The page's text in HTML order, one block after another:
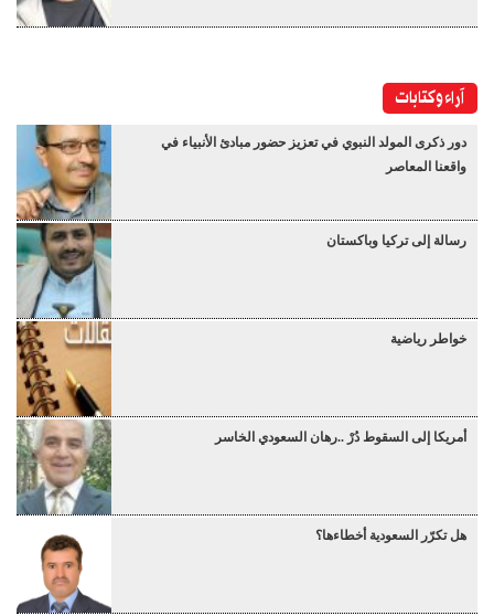
آراء وكتابات
دور ذكرى المولد النبوي في تعزيز حضور مبادئ الأنبياء في
واقعنا المعاصر
رسالة إلى تركيا وباكستان
خواطر رياضية
أمريكا إلى السقوط دُرْ ..رهان السعودي الخاسر
هل تكرّر السعودية أخطاءها؟